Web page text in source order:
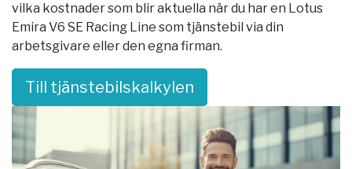
vilka kostnader som blir aktuella när du har en Lotus
Emira V6 SE Racing Line som tjänstebil via din
arbetsgivare eller den egna firman.
Till tjänstebilskalkylen